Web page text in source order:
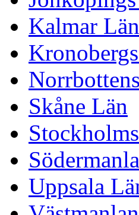
Kalmar Län
Skåne Län
Uppsala